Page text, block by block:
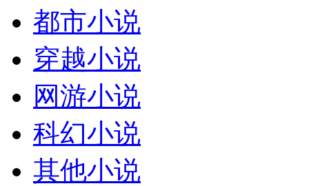
都市小说
穿越小说
网游小说
科幻小说
其他小说